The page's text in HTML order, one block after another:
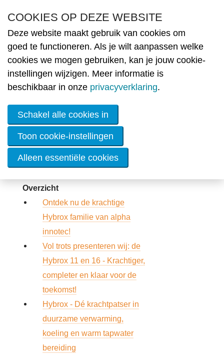
MENU
Partners
Nathan Systems nv
Overzicht
Ontdek nu de krachtige
Hybrox familie van alpha
innotec!
Vol trots presenteren wij: de
Hybrox 11 en 16 - Krachtiger,
completer en klaar voor de
toekomst!
Hybrox - Dé krachtpatser in
duurzame verwarming,
koeling en warm tapwater
bereiding
COOKIES OP DEZE WEBSITE
Deze website maakt gebruik van cookies om
goed te functioneren. Als je wilt aanpassen welke
cookies we mogen gebruiken, kan je jouw cookie-
instellingen wijzigen. Meer informatie is
beschikbaar in onze privacyverklaring.
Schakel alle cookies in
Toon cookie-instellingen
Alleen essentiële cookies